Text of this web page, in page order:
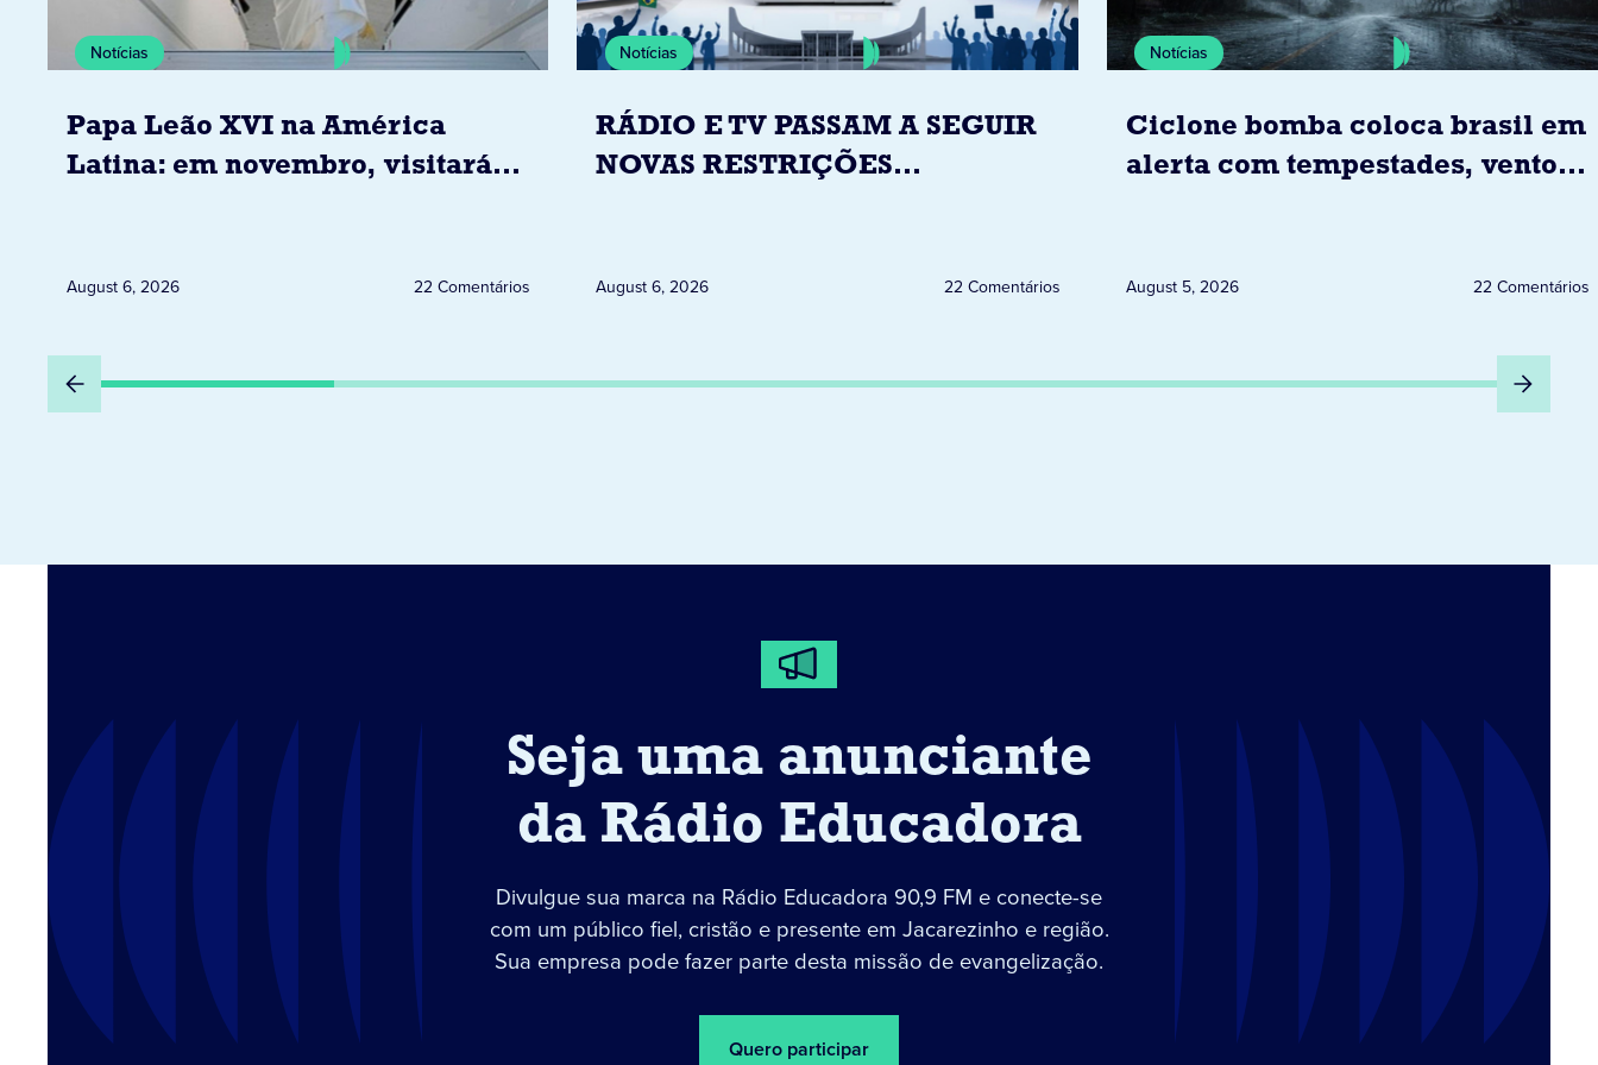
Notícias
Papa Leão XVI na América
Latina: em novembro, visitará
August 6, 2026 22 Comentários
Notícias
RÁDIO E TV PASSAM A SEGUIR
NOVAS RESTRIÇÕES
August 6, 2026 22 Comentários
Notícias
Ciclone bomba coloca brasil em
alerta com tempestades, ventos
August 5, 2026 22 Comentários
Seja uma anunciante
da Rádio Educadora
Divulgue sua marca na Rádio Educadora 90,9 FM e conecte-se
com um público fiel, cristão e presente em Jacarezinho e região.
Sua empresa pode fazer parte desta missão de evangelização.
Quero participar